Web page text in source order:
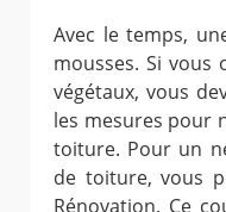
Avec le temps,
mousses. Si vous
végétaux, vous
les mesures pour
toiture. Pour un
de toiture, vous
Rénovation. Ce